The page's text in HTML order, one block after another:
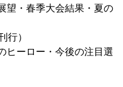
望・春季大会結果・夏の
行）
ヒーロー・今後の注目選